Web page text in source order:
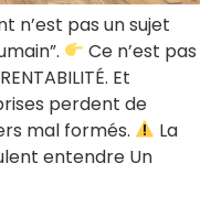
n’est pas un sujet
Ce n’est pas
Et
perdent de
mal formés.
La
entendre Un